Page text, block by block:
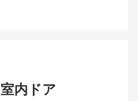
室内ドア